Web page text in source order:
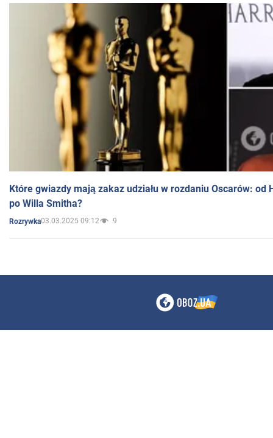
Które gwiazdy mają zakaz udziału w rozdaniu Oscarów: od
po Willa Smitha?
Rozrywka03.03.2025 09:12 9